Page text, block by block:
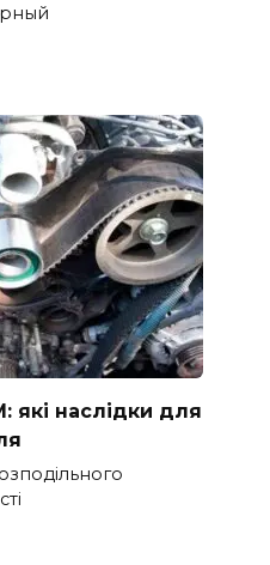
які наслідки для